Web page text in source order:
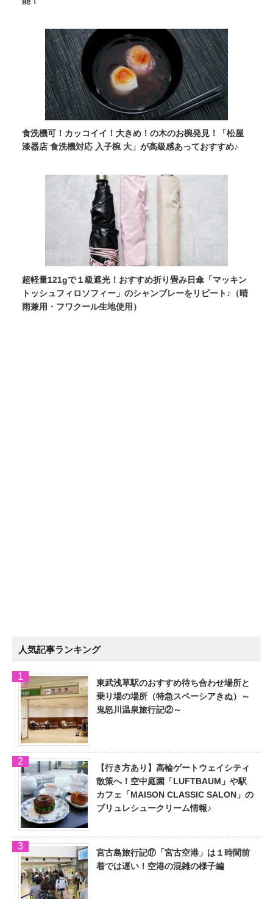
食洗機可！カッコイイ！大きめ！の木のお椀発見！「松屋
漆器店 食洗機対応 入子椀 大」が高級感あっておすすめ♪
超軽量121gで１級遮光！おすすめ折り畳み日傘「マッキン
トッシュフィロソフィー」のシャンブレーをリピート♪（晴
雨兼用・フワクール生地使用）
人気記事ランキング
東武浅草駅のおすすめ待ち合わせ場所と
乗り場の場所（特急スペーシアきぬ）～
鬼怒川温泉旅行記②～
【行き方あり】高輪ゲートウェイシティ
散策へ！空中庭園「LUFTBAUM」や駅
カフェ「MAISON CLASSIC SALON」の
ブリュレシュークリーム情報♪
宮古島旅行記⑰「宮古空港」は１時間前
着では遅い！空港の混雑の様子編